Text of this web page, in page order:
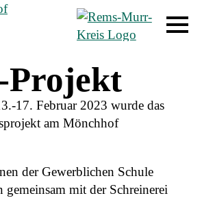
Azubi-Projekt
Projekt
17. Februar 2023 wurde das
am Mönchhof
der Gewerblichen Schule
gemeinsam mit der Schreinerei